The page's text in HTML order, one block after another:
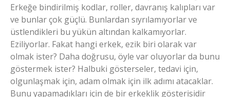
Erkeğe bindirilmiş kodlar, roller, davranış kalıpları var
ve bunlar çok güçlü. Bunlardan sıyrılamıyorlar ve
üstlendikleri bu yükün altından kalkamıyorlar.
Eziliyorlar. Fakat hangi erkek, ezik biri olarak var
olmak ister? Daha doğrusu, öyle var oluyorlar da bunu
göstermek ister? Halbuki gösterseler, tedavi için,
olgunlaşmak için, adam olmak için ilk adımı atacaklar.
Bunu yapamadıkları için de bir erkeklik gösterisidir